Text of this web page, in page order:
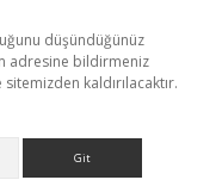
düşündüğünüz
adresine bildirmeniz
kaldırılacaktır.